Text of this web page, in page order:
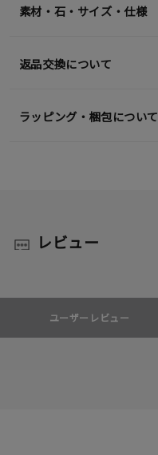
素材・石・サイズ・仕様
返品交換について
ラッピング・梱包について
レビュー
ユーザーレビュー